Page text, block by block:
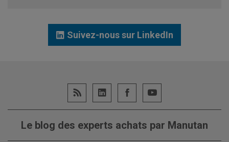
Suivez-nous sur LinkedIn
Le blog des experts achats par Manutan